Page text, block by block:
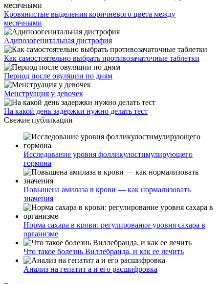
Кровянистые выделения коричневого цвета между
месячными
Адипозогенитальная дистрофия
Как самостоятельно выбрать противозачаточные таблетки
Период после овуляции по дням
Менструация у девочек
На какой день задержки нужно делать тест
Свежие публикации
Исследование уровня фолликулостимулирующего
гормона
Повышена амилаза в крови — как нормализовать
значения
Норма сахара в крови: регулирование уровня сахара в
организме
Что такое болезнь Виллебранда, и как ее лечить
Анализ на гепатит а и его расшифровка